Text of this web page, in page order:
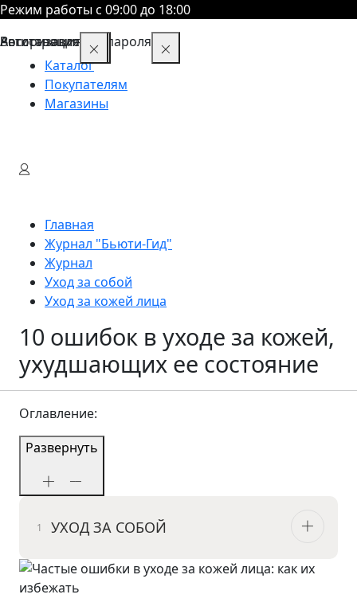
Режим работы с 09:00 до 18:00
Каталог
Покупателям
Магазины
Главная
Журнал "Бьюти-Гид"
Журнал
Уход за собой
Уход за кожей лица
10 ошибок в уходе за кожей,
ухудшающих ее состояние
Оглавление:
Развернуть
УХОД ЗА СОБОЙ
Восстановление пароля
Авторизация
Регистрация